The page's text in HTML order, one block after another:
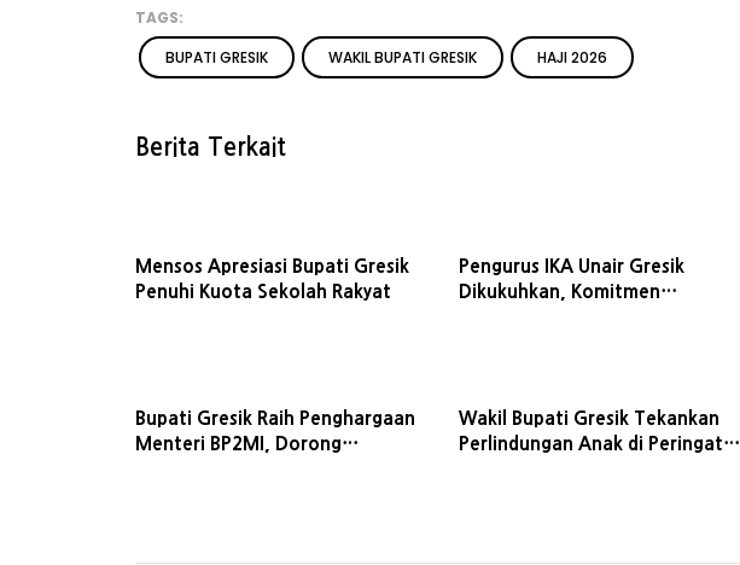
TAGS:
BUPATI GRESIK
WAKIL BUPATI GRESIK HAJI 2026
Berita Terkait
Mensos Apresiasi Bupati Gresik
Penuhi Kuota Sekolah Rakyat
Pengurus IKA Unair Gresik
Dikukuhkan, Komitmen
Bupati Gresik Raih Penghargaan
Menteri BP2MI, Dorong
Wakil Bupati Gresik Tekankan
Perlindungan Anak di Peringatan